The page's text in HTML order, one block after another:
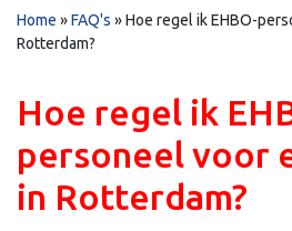
Home »FAQ's »Hoe regel ik EHBO-
Rotterdam?
Hoe regel ik
personeel voor
in Rotterdam?